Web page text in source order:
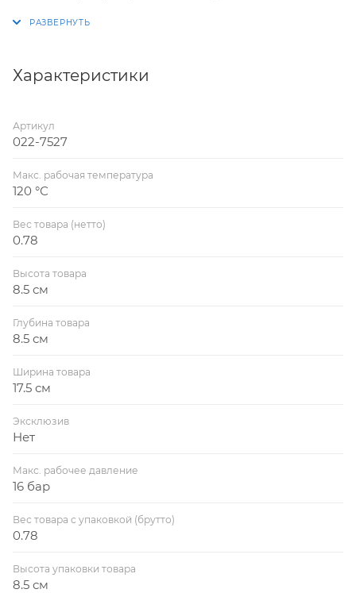
симметричному подающему участку системы), тем
Характеристики
Артикул
022-7527
Макс. рабочая температура
120 °С
Вес товара (нетто)
0.78
Высота товара
8.5 см
Глубина товара
8.5 см
Ширина товара
17.5 см
Эксклюзив
Нет
Макс. рабочее давление
16 бар
Вес товара с упаковкой (брутто)
0.78
Высота упаковки товара
8.5 см